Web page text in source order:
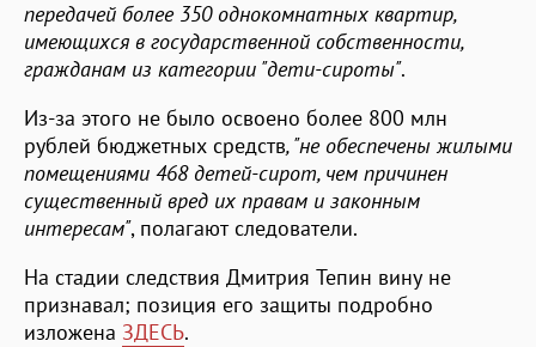
передачей более 350 однокомнатных квартир,
имеющихся в государственной собственности,
гражданам из категории "дети-сироты".
Из-за этого не было освоено более 800 млн
рублей бюджетных средств, "не обеспечены жилыми
помещениями 468 детей-сирот, чем причинен
существенный вред их правам и законным
интересам", полагают следователи.
На стадии следствия Дмитрия Тепин вину не
признавал; позиция его защиты подробно
изложена ЗДЕСЬ.